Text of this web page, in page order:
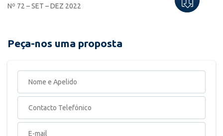
Nº 72 – SET – DEZ 2022
Peça-nos uma proposta